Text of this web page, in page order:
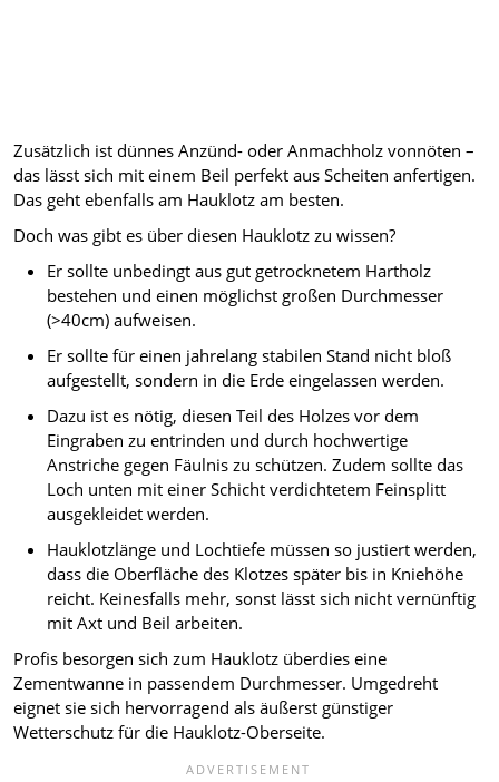
Zusätzlich ist dünnes Anzünd- oder Anmachholz vonnöten –
das lässt sich mit einem Beil perfekt aus Scheiten anfertigen.
Das geht ebenfalls am Hauklotz am besten.
Doch was gibt es über diesen Hauklotz zu wissen?
Er sollte unbedingt aus gut getrocknetem Hartholz
bestehen und einen möglichst großen Durchmesser
(>40cm) aufweisen.
Er sollte für einen jahrelang stabilen Stand nicht bloß
aufgestellt, sondern in die Erde eingelassen werden.
Dazu ist es nötig, diesen Teil des Holzes vor dem
Eingraben zu entrinden und durch hochwertige
Anstriche gegen Fäulnis zu schützen. Zudem sollte das
Loch unten mit einer Schicht verdichtetem Feinsplitt
ausgekleidet werden.
Hauklotzlänge und Lochtiefe müssen so justiert werden,
dass die Oberfläche des Klotzes später bis in Kniehöhe
reicht. Keinesfalls mehr, sonst lässt sich nicht vernünftig
mit Axt und Beil arbeiten.
Profis besorgen sich zum Hauklotz überdies eine
Zementwanne in passendem Durchmesser. Umgedreht
eignet sie sich hervorragend als äußerst günstiger
Wetterschutz für die Hauklotz-Oberseite.